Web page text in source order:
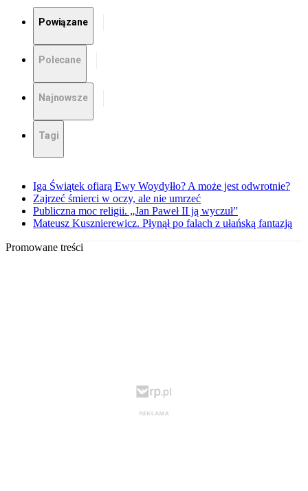
Powiązane
Polecane
Najnowsze
Tagi
Iga Świątek ofiarą Ewy Woydyłło? A może jest odwrotnie?
Zajrzeć śmierci w oczy, ale nie umrzeć
Publiczna moc religii. „Jan Paweł II ją wyczuł”
Mateusz Kusznierewicz. Płynął po falach z ułańską fantazją
Promowane treści